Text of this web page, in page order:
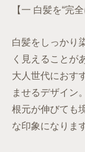
【一 白髪を“完
白髪をしっかり
く見えることが
大人世代におす
ませるデザイン。
根元が伸びても
な印象になりま